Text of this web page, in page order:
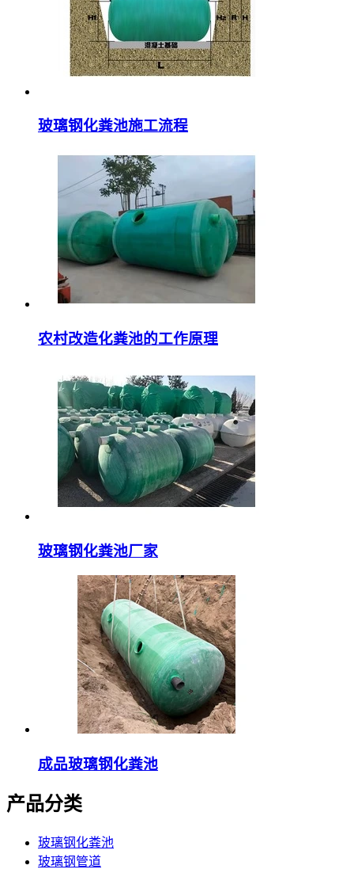
玻璃钢化粪池施工流程
农村改造化粪池的工作原理
玻璃钢化粪池厂家
成品玻璃钢化粪池
产品分类
玻璃钢化粪池
玻璃钢管道